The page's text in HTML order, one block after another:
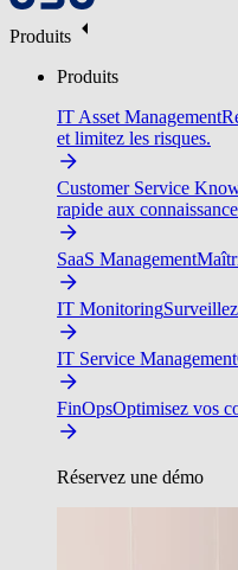
Produits
Produits
IT Asset Management
et limitez les risques.
Customer Service
rapide aux
SaaS Management
IT Monitoring
IT Service Management
FinOpsOptimisez vos
Réservez une démo